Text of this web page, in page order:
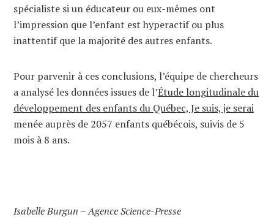
spécialiste si un éducateur ou eux-mêmes ont
l’impression que l’enfant est hyperactif ou plus
inattentif que la majorité des autres enfants.
Pour parvenir à ces conclusions, l’équipe de chercheurs
a analysé les données issues de l’Étude longitudinale du
développement des enfants du Québec, Je suis, je serai
menée auprès de 2057 enfants québécois, suivis de 5
mois à 8 ans.
Isabelle Burgun – Agence Science-Presse